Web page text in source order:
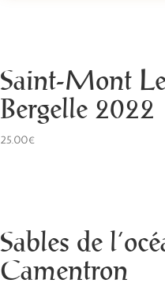
Saint-Mont
Bergelle 2022
25.00€
Sables de
Camentron